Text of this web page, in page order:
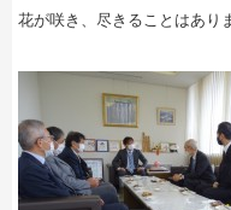
花が咲き、尽きることはあり